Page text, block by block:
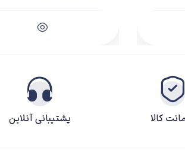
کالا پشتیبانی آنلاین